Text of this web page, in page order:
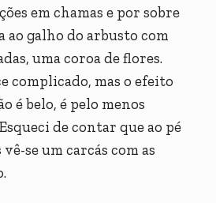
em chamas e por sobre
ao galho do arbusto com
uma coroa de flores.
complicado, mas o efeito
é belo, é pelo menos
de contar que ao pé
se um carcás com as